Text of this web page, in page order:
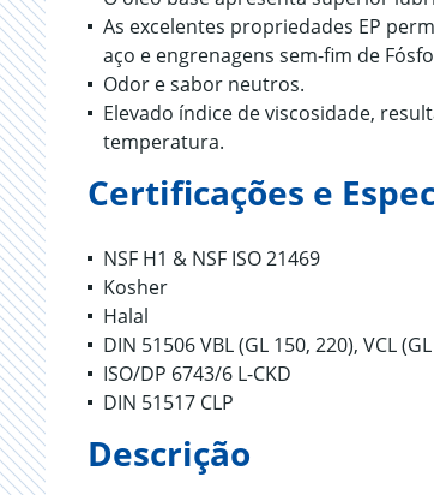
As excelentes propriedades EP
aço e engrenagens sem-fim de
Odor e sabor neutros.
Elevado índice de viscosidade,
temperatura.
Certificações e
NSF H1 & NSF ISO 21469
Kosher
Halal
DIN 51506 VBL (GL 150, 220), VCL
ISO/DP 6743/6 L-CKD
DIN 51517 CLP
Descrição